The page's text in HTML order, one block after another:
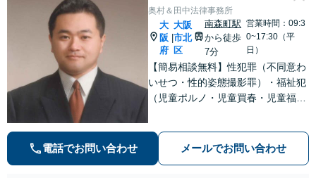
奥村＆田中法律事務所
大
阪
府
大阪
市北
区
南森町駅
から徒歩
7分
営業時間：09:3
0~17:30（平
日）
【簡易相談無料】性犯罪（不同意わ
いせつ・性的姿態撮影罪）・福祉犯
（児童ポルノ・児童買春・児童福祉
等）に非常に詳しい弁護士です
電話でお問い合わせ メールでお問い合わせ